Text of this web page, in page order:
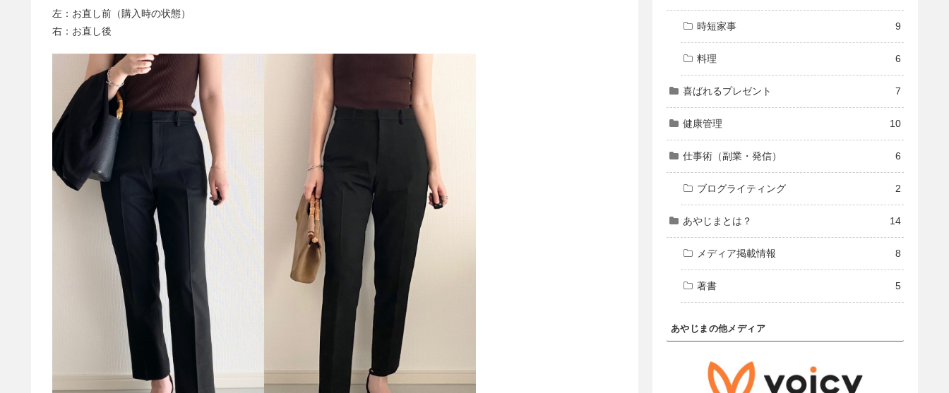
左：お直し前（購入時の状態）
右：お直し後
時短家事 9
料理 6
喜ばれるプレゼント 7
健康管理 10
仕事術（副業・発信） 6
ブログライティング 2
あやじまとは？ 14
メディア掲載情報 8
著書 5
あやじまの他メディア